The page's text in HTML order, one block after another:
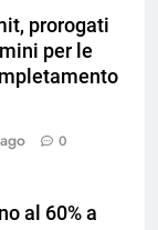
prorogati
per le
0
al 60% a